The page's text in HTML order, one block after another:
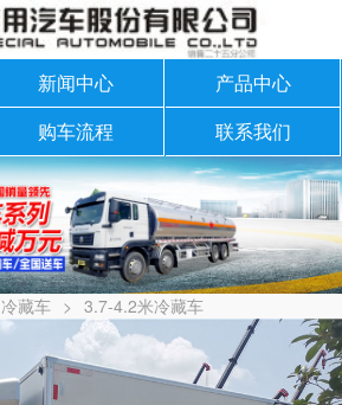
新闻中心
产品中心
购车流程 联系我们
冷藏车 > 3.7-4.2米冷藏车